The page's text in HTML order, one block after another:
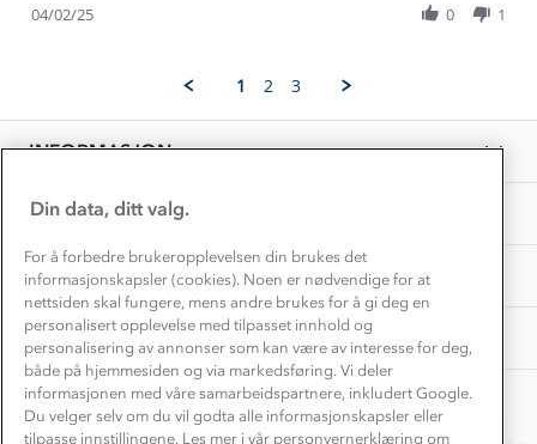
on
on
Feb
04/02/25 0 1
1 2 3
INFORMASJON
Bedrift, barnehage og SFO
Presse
OM OSS
Samarbeide med oss?
TIPS OG RÅD
Hvordan velge riktig turtøy?
Store størrelser
Turmat oppskrifter
Beredskap
AKTIVITETER
Norgesferie 🇳🇴
Få turinspirasjon og tips her⛰
Overnatte utendørs⛺
Leirskole 🥾
Barnehageansatt
Tips til hyttetur
Din data, ditt valg.
For å forbedre brukeropplevelsen din brukes det
informasjonskapsler (cookies). Noen er nødvendige for at
nettsiden skal fungere, mens andre brukes for å gi deg en
personalisert opplevelse med tilpasset innhold og
personalisering av annonser som kan være av interesse for deg,
både på hjemmesiden og via markedsføring. Vi deler
informasjonen med våre samarbeidspartnere, inkludert Google.
Du velger selv om du vil godta alle informasjonskapsler eller
tilpasse innstillingene. Les mer i vår personvernerklæring om